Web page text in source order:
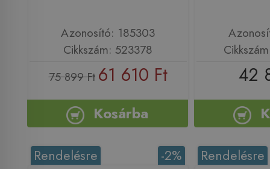
Azonosító: 185303
Cikkszám: 523378
75 899 Ft 61 610 Ft
Kosárba
42
-2%
Rendelésre Rendelésre